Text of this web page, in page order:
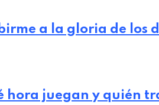
a la gloria de los
juegan y quién